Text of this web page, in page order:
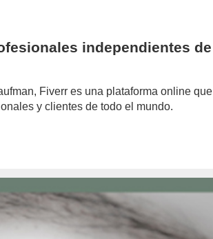
independientes de
Fiverr es una plataforma online que
y clientes de todo el mundo.